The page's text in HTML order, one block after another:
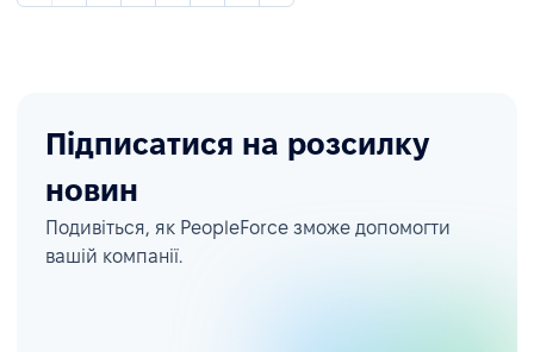
Підписатися на розсилку
новин
Подивіться, як PeopleForce зможе допомогти
вашій компанії.